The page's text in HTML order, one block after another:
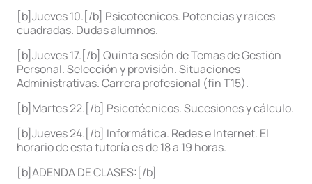
[b]Jueves 10.[/b] Psicotécnicos. Potencias y raíces
cuadradas. Dudas alumnos.
[b]Jueves 17.[/b] Quinta sesión de Temas de Gestión
Personal. Selección y provisión. Situaciones
Administrativas. Carrera profesional (fin T15).
[b]Martes 22.[/b] Psicotécnicos. Sucesiones y cálculo.
[b]Jueves 24.[/b] Informática. Redes e Internet. El
horario de esta tutoría es de 18 a 19 horas.
[b]ADENDA DE CLASES:[/b]